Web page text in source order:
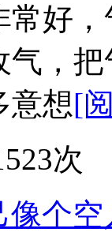
常好
气，
意想[
次
个